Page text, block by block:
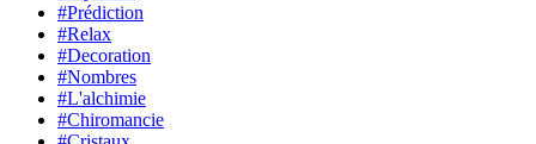
#Prédiction
#Relax
#Decoration
#Nombres
#L'alchimie
#Chiromancie